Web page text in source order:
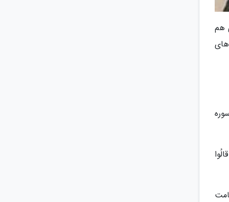
هم
آزمایش های الهی هستند که انسان به آن ها مبتلا می شود. خداوند در آیات 155 تا 157 سوره